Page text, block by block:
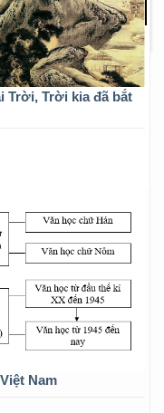
Trời, Trời kia đã bắt
Nam